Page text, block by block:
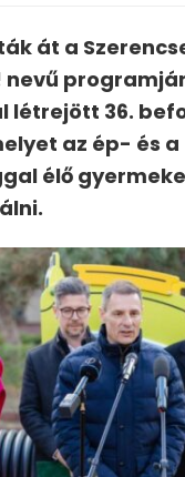
át a
nevű
létrejött 36.
az ép- és a
élő